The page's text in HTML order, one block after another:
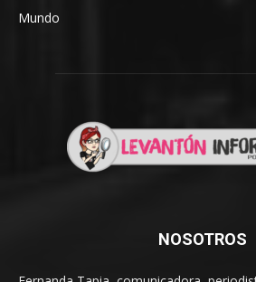
Mundo
NOSOTROS